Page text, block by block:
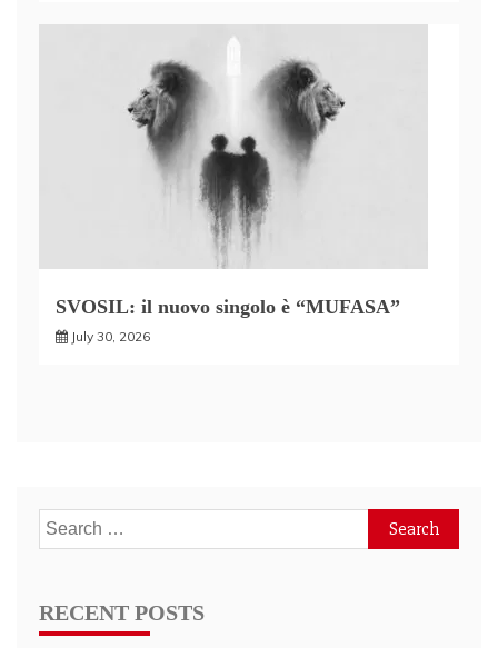
SVOSIL: il nuovo singolo è “MUFASA”
July 30, 2026
Search
for:
RECENT POSTS